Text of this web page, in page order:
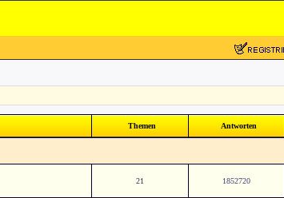
Themen Antworten
21 1852720